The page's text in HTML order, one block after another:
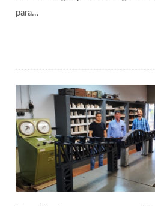
para...